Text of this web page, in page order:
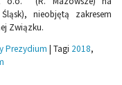
nieobjętą zakresem
Związku.
Prezydium | Tagi 2018,